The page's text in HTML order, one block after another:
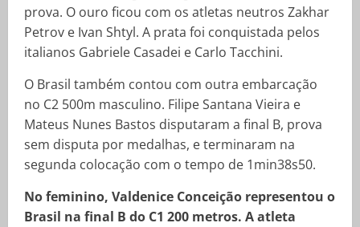
prova. O ouro ficou com os atletas neutros Zakhar
Petrov e Ivan Shtyl. A prata foi conquistada pelos
italianos Gabriele Casadei e Carlo Tacchini.
O Brasil também contou com outra embarcação
no C2 500m masculino. Filipe Santana Vieira e
Mateus Nunes Bastos disputaram a final B, prova
sem disputa por medalhas, e terminaram na
segunda colocação com o tempo de 1min38s50.
No feminino, Valdenice Conceição representou o
Brasil na final B do C1 200 metros. A atleta